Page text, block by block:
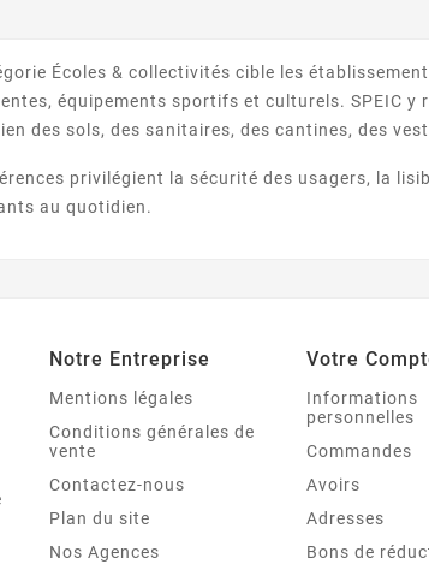
parfum Lagon laisse une
fraîcheur durable dans vos
toilettes. ...
Écoles & collectivités cible les
équipements sportifs et culturels. SPEIC
des sols, des sanitaires, des cantines, des
privilégient la sécurité des usagers, la
au quotidien.
Notre Entreprise
Mentions légales
Conditions générales de
vente
Contactez-nous
Plan du site
Nos Agences
Votre
Informations
personnelles
Commandes
Avoirs
Adresses
Bons de